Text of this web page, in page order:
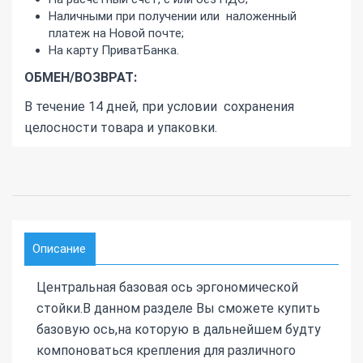
Наличными при получении или наложенный
платеж на Новой почте;
На карту ПриватБанка.
ОБМЕН/ВОЗВРАТ:
В течение 14 дней, при условии сохранения
целосности товара и упаковки.
Описание
Центральная базовая ось эргономической
стойки.В данном разделе Вы сможете купить
базовую ось,на которую в дальнейшем будту
компоноваться крепления для различного